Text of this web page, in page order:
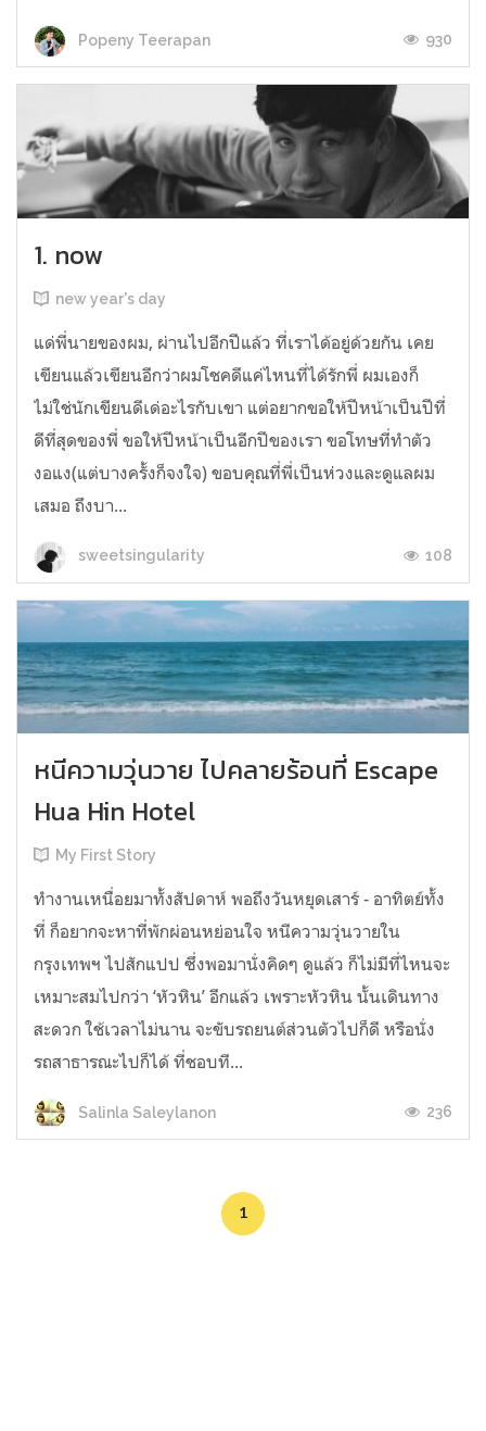
Popeny Teerapan 930
1. now
new year's day
แด่พี่นายของผม, ผ่านไปอีกปีแล้ว ที่เราได้อยู่ด้วยกัน เคย
เขียนแล้วเขียนอีกว่าผมโชคดีแค่ไหนที่ได้รักพี่ ผมเองก็
ไม่ใช่นักเขียนดีเด่อะไรกับเขา แต่อยากขอให้ปีหน้าเป็นปีที่
ดีที่สุดของพี่ ขอให้ปีหน้าเป็นอีกปีของเรา ขอโทษที่ทำตัว
งอแง(แต่บางครั้งก็จงใจ) ขอบคุณที่พี่เป็นห่วงและดูแลผม
เสมอ ถึงบา...
sweetsingularity 108
หนีความวุ่นวาย ไปคลายร้อนที่ Escape
Hua Hin Hotel
My First Story
ทำงานเหนื่อยมาทั้งสัปดาห์ พอถึงวันหยุดเสาร์ - อาทิตย์ทั้ง
ที่ ก็อยากจะหาที่พักผ่อนหย่อนใจ หนีความวุ่นวายใน
กรุงเทพฯ ไปสักแปป ซึ่งพอมานั่งคิดๆ ดูแล้ว ก็ไม่มีที่ไหนจะ
เหมาะสมไปกว่า ‘หัวหิน’ อีกแล้ว เพราะหัวหิน นั้นเดินทาง
สะดวก ใช้เวลาไม่นาน จะขับรถยนต์ส่วนตัวไปก็ดี หรือนั่ง
รถสาธารณะไปก็ได้ ที่ชอบที...
Salinla Saleylanon 236
1